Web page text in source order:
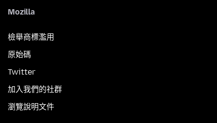
Mozilla
檢舉商標濫用
原始碼
Twitter
加入我們的社群
瀏覽說明文件